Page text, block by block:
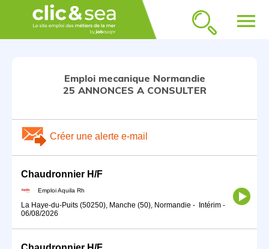
menu
Emploi mecanique Normandie
25 ANNONCES A CONSULTER
Créer une alerte e-mail
Chaudronnier H/F
Emploi Aquila Rh
La Haye-du-Puits (50250), Manche (50), Normandie - Intérim -
06/08/2026